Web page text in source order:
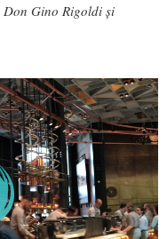
Don Gino Rigoldi și